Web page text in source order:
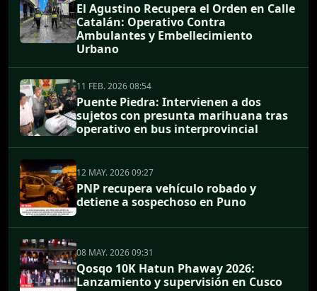
El Agustino Recupera el Orden en Calle
Catalán: Operativo Contra
Ambulantes y Embellecimiento
Urbano
11 FEB. 2026 08:54
Puente Piedra: Intervienen a dos
sujetos con presunta marihuana tras
operativo en bus interprovincial
12 MAY. 2026 09:27
PNP recupera vehículo robado y
detiene a sospechoso en Puno
08 MAY. 2026 09:31
Qosqo 10K Hatun Phaway 2026:
Lanzamiento y supervisión en Cusco